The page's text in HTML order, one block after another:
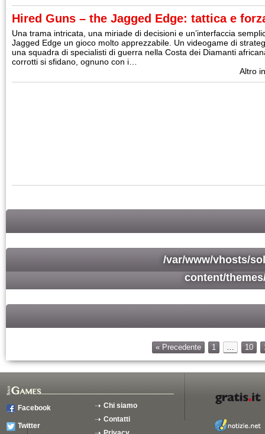
Hired Guns – the Jagged Edge: tattica e
Una trama intricata, una miriade di decisioni e un’interfaccia
Jagged Edge un gioco molto apprezzabile. Un videogame di
una squadra di specialisti di guerra nella Costa dei Diamanti
corrotti si sfidano, ognuno con i…
Altro
/var/www/vhosts/
content/
« Precedente 1 … 10
Facebook
Twitter
Chi siamo
Contatti